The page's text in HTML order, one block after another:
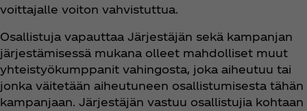
voittajalle voiton vahvistuttua.
Osallistuja vapauttaa Järjestäjän sekä kampanjan
järjestämisessä mukana olleet mahdolliset muut
yhteistyökumppanit vahingosta, joka aiheutuu tai
jonka väitetään aiheutuneen osallistumisesta tähän
kampanjaan. Järjestäjän vastuu osallistujia kohtaan